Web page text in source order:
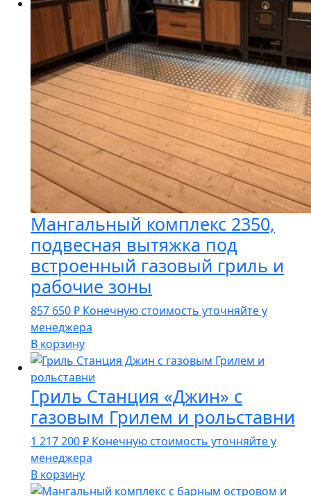
Мангальный комплекс 2350,
подвесная вытяжка под
встроенный газовый гриль и
рабочие зоны
857 650₽ Конечную стоимость уточняйте у
менеджера
В корзину
Гриль Станция «Джин» с
газовым Грилем и рольставни
1 217 200₽ Конечную стоимость уточняйте у
менеджера
В корзину